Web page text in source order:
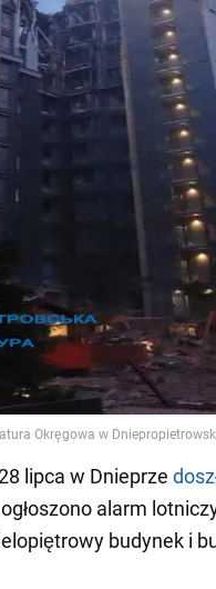
lipca w Dnieprze
alarm
budynek i